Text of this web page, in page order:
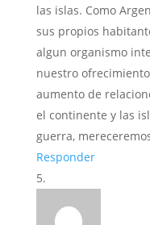
las islas. Como
sus propios
algun organismo
nuestro
aumento de
el continente y las
guerra,
Responder